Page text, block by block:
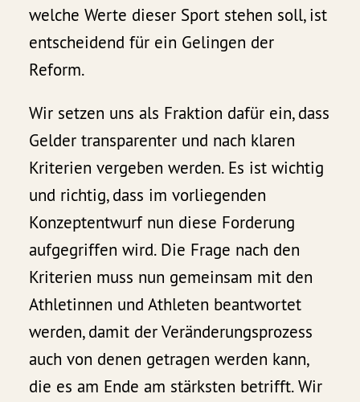
welche Werte dieser Sport stehen soll, ist
entscheidend für ein Gelingen der
Reform.
Wir setzen uns als Fraktion dafür ein, dass
Gelder transparenter und nach klaren
Kriterien vergeben werden. Es ist wichtig
und richtig, dass im vorliegenden
Konzeptentwurf nun diese Forderung
aufgegriffen wird. Die Frage nach den
Kriterien muss nun gemeinsam mit den
Athletinnen und Athleten beantwortet
werden, damit der Veränderungsprozess
auch von denen getragen werden kann,
die es am Ende am stärksten betrifft. Wir